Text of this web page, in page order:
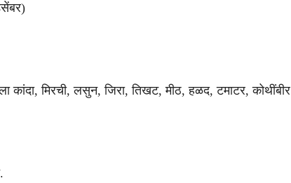
कांदा, मिरची, लसुन, जिरा, तिखट, मीठ, हळद, टमाटर, कोथींबीर